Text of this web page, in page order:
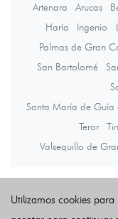
Artenara
Arucas
Haría
Ingenio
Palmas de Gran
San Bartolomé
Santa María de
Teror
Valsequillo de
Utilizamos cookies